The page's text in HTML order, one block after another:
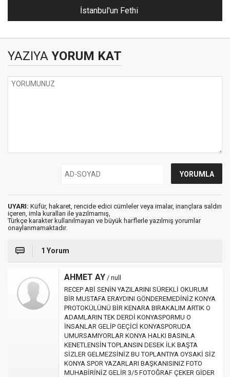
İstanbul'un Fethi
YAZIYA YORUM KAT
UYARI: Küfür, hakaret, rencide edici cümleler veya imalar, inançlara saldırı
içeren, imla kuralları ile yazılmamış,
Türkçe karakter kullanılmayan ve büyük harflerle yazılmış yorumlar
onaylanmamaktadır.
1 Yorum
AHMET AY / null
RECEP ABİ SENİN YAZILARINI SÜREKLİ OKURUM
BİR MUSTAFA ERAYDINI GÖNDEREMEDİNİZ KONYA
PROTOKÜLÜNÜ BİR KENARA BIRAKALIM ARTIK O
ADAMLARIN TEK DERDİ KONYASPORMU O
İNSANLAR GELİP GEÇİCİ KONYASPORUDA
UMURSAMIYORLAR KONYA HALKI BASINLA
KENETLENSİN TOPLANSIN DESEK İLK BAŞTA
SİZLER GELMEZSİNİZ BU TOPLANTIYA OYSAKİ SİZ
KONYA SPOR YAZARLARI BAŞKANISINIZ FOTO
MUHABİRİNİZ GELİR 3/5 FOTOĞRAF ÇEKER GİDER